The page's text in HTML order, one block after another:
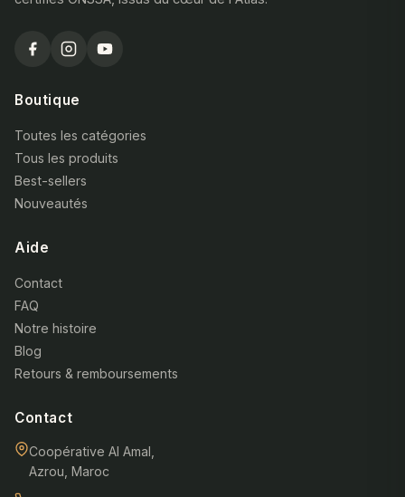
Boutique
Toutes les catégories
Tous les produits
Best-sellers
Nouveautés
Aide
Contact
FAQ
Notre histoire
Blog
Retours & remboursements
Contact
Coopérative Al Amal,
Azrou, Maroc